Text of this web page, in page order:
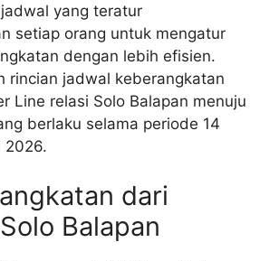
yang teratur
setiap orang untuk mengatur
dengan lebih efisien.
rincian jadwal keberangkatan
Line relasi Solo Balapan menuju
berlaku selama periode 14
2026.
dari
Balapan